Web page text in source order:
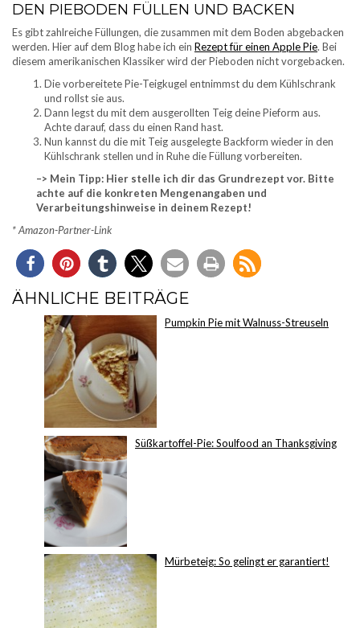
DEN PIEBODEN FÜLLEN UND BACKEN
Es gibt zahlreiche Füllungen, die zusammen mit dem Boden abgebacken
werden. Hier auf dem Blog habe ich ein Rezept für einen Apple Pie. Bei
diesem amerikanischen Klassiker wird der Pieboden nicht vorgebacken.
Die vorbereitete Pie-Teigkugel entnimmst du dem Kühlschrank
und rollst sie aus.
Dann legst du mit dem ausgerollten Teig deine Pieform aus.
Achte darauf, dass du einen Rand hast.
Nun kannst du die mit Teig ausgelegte Backform wieder in den
Kühlschrank stellen und in Ruhe die Füllung vorbereiten.
–> Mein Tipp: Hier stelle ich dir das Grundrezept vor. Bitte
achte auf die konkreten Mengenangaben und
Verarbeitungshinweise in deinem Rezept!
* Amazon-Partner-Link
ÄHNLICHE BEITRÄGE
Pumpkin Pie mit Walnuss-Streuseln
Süßkartoffel-Pie: Soulfood an Thanksgiving
Mürbeteig: So gelingt er garantiert!